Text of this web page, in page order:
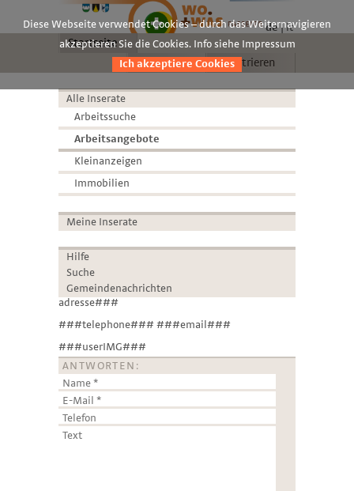
de it
Startseite
Anmelden
Registrieren
Alle Inserate
Arbeitssuche
Arbeitsangebote
Kleinanzeigen
Immobilien
Meine Inserate
Hilfe
Suche
Gemeindenachrichten
adresse###
###telephone### ###email###
###userIMG###
ANTWORTEN:
Diese Webseite verwendet Cookies – durch das Weiternavigieren
akzeptieren Sie die Cookies. Info siehe Impressum
Ich akzeptiere Cookies